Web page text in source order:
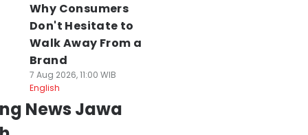
Why Consumers
Don't Hesitate to
Walk Away From a
Brand
7 Aug 2026, 11:00 WIB
English
News Jawa